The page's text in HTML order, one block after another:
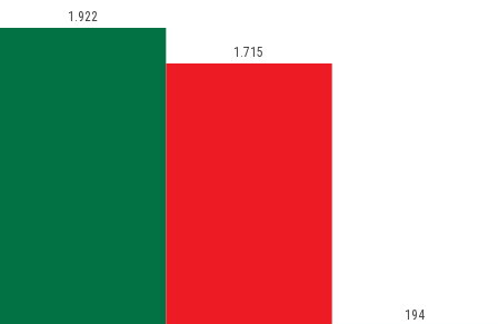
1.922
1.715
194